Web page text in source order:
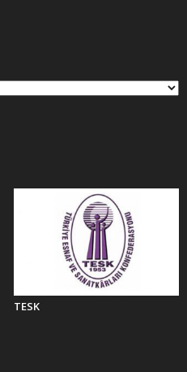
TESK